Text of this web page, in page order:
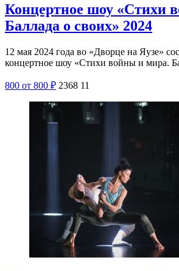
Концертное шоу «Стихи
Баллада о своих» 2024
12 мая 2024 года во «Дворце на Яузе»
концертное шоу «Стихи войны и мира.
800 от 800 ₽ 2368 11